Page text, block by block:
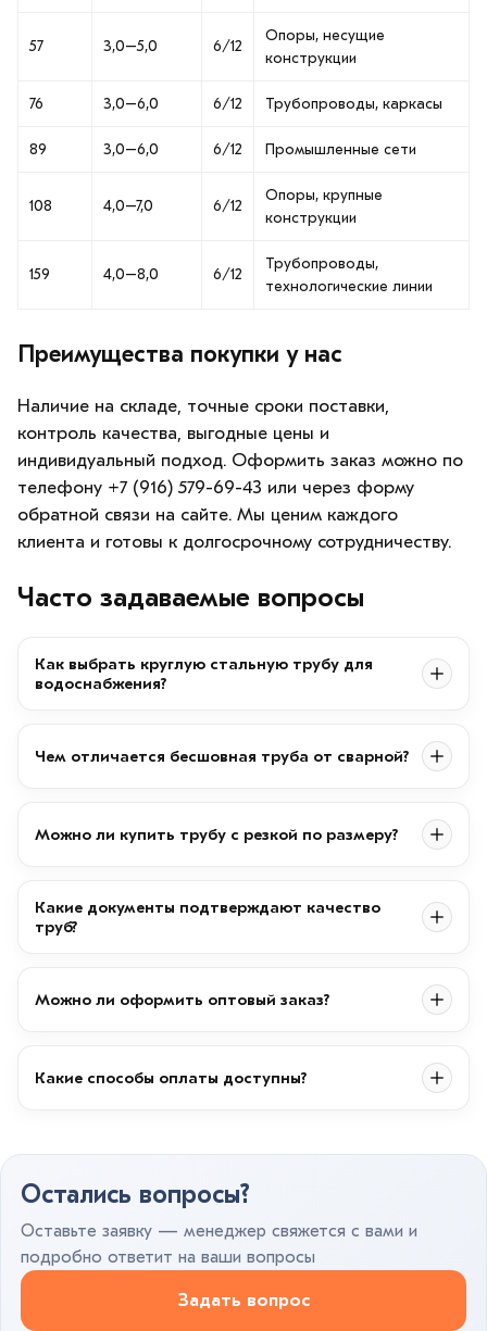
57 3,0–5,0 6/12
Опоры, несущие
конструкции
76 3,0–6,0 6/12 Трубопроводы, каркасы
89 3,0–6,0 6/12 Промышленные сети
108 4,0–7,0 6/12
Опоры, крупные
конструкции
159 4,0–8,0 6/12
Трубопроводы,
технологические линии
Преимущества покупки у нас
Наличие на складе, точные сроки поставки,
контроль качества, выгодные цены и
индивидуальный подход. Оформить заказ можно по
телефону +7 (916) 579-69-43 или через форму
обратной связи на сайте. Мы ценим каждого
клиента и готовы к долгосрочному сотрудничеству.
Часто задаваемые вопросы
Как выбрать круглую стальную трубу для
водоснабжения?
Чем отличается бесшовная труба от сварной?
Можно ли купить трубу с резкой по размеру?
Какие документы подтверждают качество
труб?
Можно ли оформить оптовый заказ?
Какие способы оплаты доступны?
Остались вопросы?
Оставьте заявку — менеджер свяжется с вами и
подробно ответит на ваши вопросы
Задать вопрос